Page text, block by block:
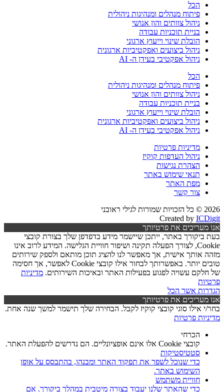
הכל
פיתוח מנהלים ומנהיגות ניהולית
ניהול צוותים והון אנושי
בניית תוכניות עבודה
הובלת שינוי וייעוץ ארגוני
ניהול ביצועים ואפקטיביות ארגונית
ניהול אפקטיבי בעידן ה- AI
הכל
פיתוח מנהלים ומנהיגות ניהולית
ניהול צוותים והון אנושי
בניית תוכניות עבודה
הובלת שינוי וייעוץ ארגוני
ניהול ביצועים ואפקטיביות ארגונית
ניהול אפקטיבי בעידן ה- AI
מדיניות פרטיות
ניהול העדפות קוקיז
הצהרת נגישות
תנאי שימוש באתר
מפת האתר
צור קשר
2026 © כל הזכויות שמורות לגילי ראובני
Created by ICDigit
אנו מעריכים את פרטיותך
בעת ביקורך באתר, ייתכן שיישמר מידע בדפדפן שלך בצורת קובצי
Cookie, לצורך הפעלה תקינה ושיפור חוויית הגלישה. המידע לרוב אינו
מזהה אותך אישית, אך מאפשר לנו להציג תוכן מותאם ולספק שירותים
טובים יותר. באפשרותך לבחור אילו קובצי Cookie לאפשר, אך חסימה
של חלקם עשויה לפגוע בפעילות האתר ובאיכות השירותים. מדיניות
פרטיות
הגדרות אשר הכל
אנו מעריכים את פרטיותך
בחר/י אילו סוגי קובצי קוקיז לקבל. הבחירה שלך תישמר למשך שנה אחת.
מדיניות פרטיות
הכרחי
קובצי Cookie אלו אינם אופציונליים. הם נדרשים להפעלת האתר.
סטטיסטיקות
כדי שנוכל לשפר את תפקוד האתר ומבנהו, בהתבסס על אופן
השימוש באתר.
חוויית משתמש
כדי שהאתר שלנו יעבוד בצורה מיטבית במהלך ביקורך. אם